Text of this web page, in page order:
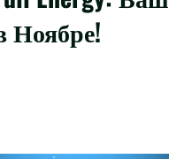
Ноябре!